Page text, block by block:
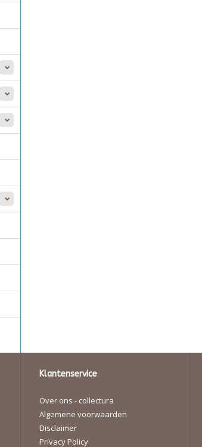
Klantenservice
Over ons - collectura
Algemene voorwaarden
Disclaimer
Privacy Policy